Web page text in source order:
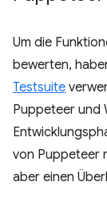
Um die
bewerten,
Testsuite
Puppeteer und
von Puppeteer
aber einen